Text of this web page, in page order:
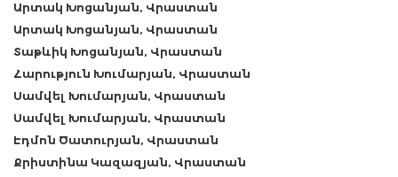
Արտակ Խոցանյան, Վրաստան
Արտակ Խոցանյան, Վրաստան
Տաթևիկ Խոցանյան, Վրաստան
Հարություն Խումարյան, Վրաստան
Սամվել Խումարյան, Վրաստան
Սամվել Խումարյան, Վրաստան
Էդմոն Ծատուրյան, Վրաստան
Քրիստինա Կազազյան, Վրաստան